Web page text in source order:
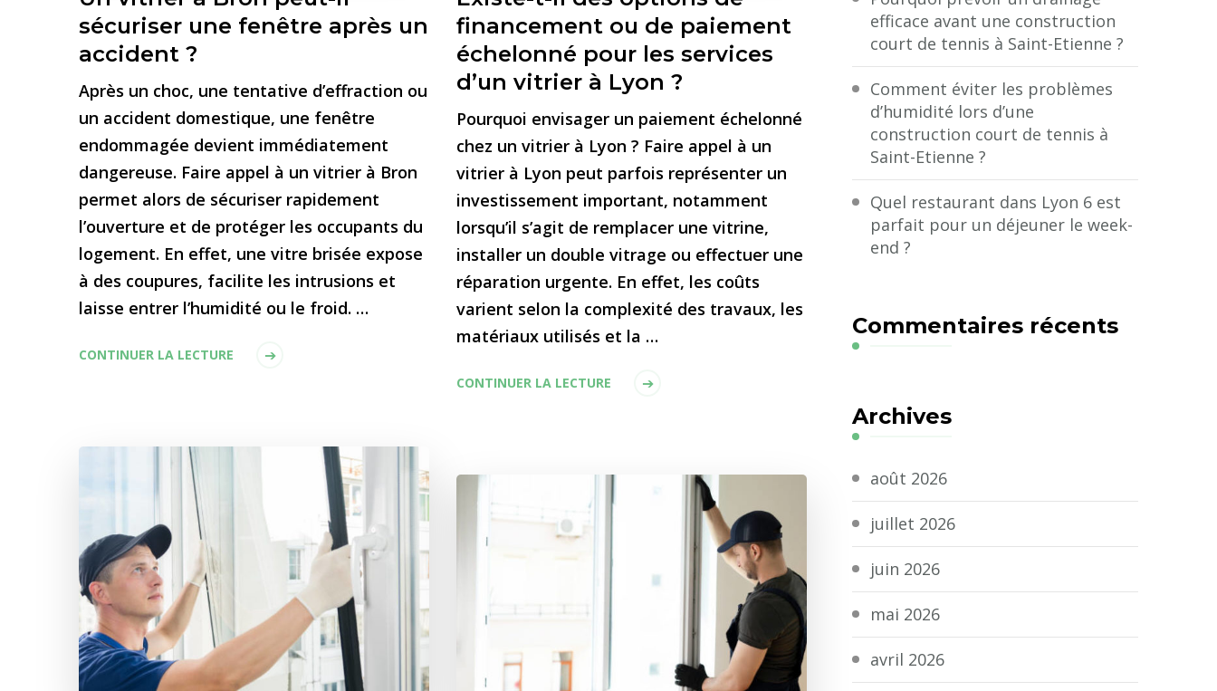
sécuriser une fenêtre après un
accident ?
Après un choc, une tentative d’effraction ou
un accident domestique, une fenêtre
endommagée devient immédiatement
dangereuse. Faire appel à un vitrier à Bron
permet alors de sécuriser rapidement
l’ouverture et de protéger les occupants du
logement. En effet, une vitre brisée expose
à des coupures, facilite les intrusions et
laisse entrer l’humidité ou le froid. …
CONTINUER LA LECTURE
financement ou de paiement
échelonné pour les services
d’un vitrier à Lyon ?
Pourquoi envisager un paiement échelonné
chez un vitrier à Lyon ? Faire appel à un
vitrier à Lyon peut parfois représenter un
investissement important, notamment
lorsqu’il s’agit de remplacer une vitrine,
installer un double vitrage ou effectuer une
réparation urgente. En effet, les coûts
varient selon la complexité des travaux, les
matériaux utilisés et la …
CONTINUER LA LECTURE
efficace avant une construction
court de tennis à Saint-Etienne ?
Comment éviter les problèmes
d’humidité lors d’une
construction court de tennis à
Saint-Etienne ?
Quel restaurant dans Lyon 6 est
parfait pour un déjeuner le week-
end ?
Commentaires récents
Archives
août 2026
juillet 2026
juin 2026
mai 2026
avril 2026